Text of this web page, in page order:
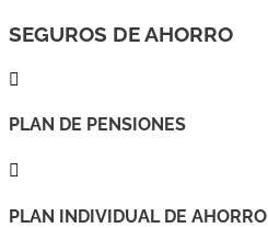
SEGUROS DE AHORRO

PLAN DE PENSIONES

PLAN INDIVIDUAL DE AHORRO